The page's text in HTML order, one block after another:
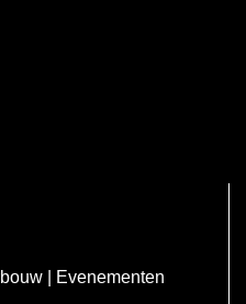
| Evenementen